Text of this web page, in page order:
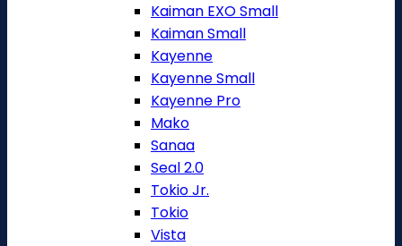
Kaiman EXO Small
Kaiman Small
Kayenne
Kayenne Small
Kayenne Pro
Mako
Sanaa
Seal 2.0
Tokio Jr.
Tokio
Vista